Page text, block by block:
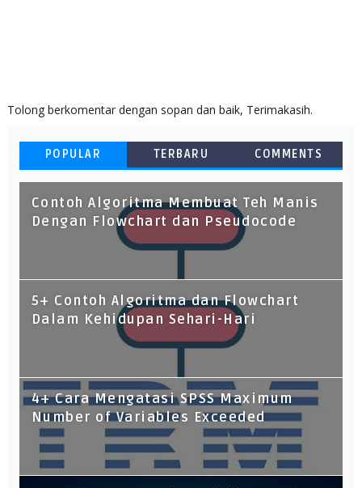
Tolong berkomentar dengan sopan dan baik, Terimakasih.
POPULAR TERBARU COMMENTS
Contoh Algoritma Membuat Teh Manis
Dengan Flowchart dan Pseudocode
5+ Contoh Algoritma dan Flowchart
Dalam Kehidupan Sehari-Hari
4+ Cara Mengatasi SPSS Maximum
Number of Variables Exceeded